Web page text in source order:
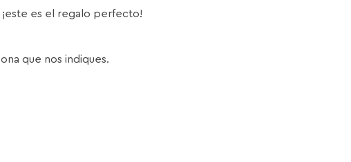
es el regalo perfecto!
que nos indiques.